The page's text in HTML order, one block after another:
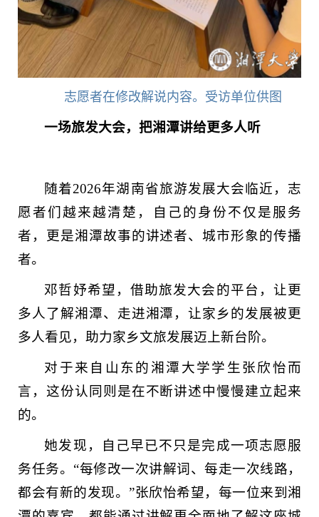
志愿者在修改解说内容。受访单位供图
一场旅发大会，把湘潭讲给更多人听
随着2026年湖南省旅游发展大会临近，志
愿者们越来越清楚，自己的身份不仅是服务
者，更是湘潭故事的讲述者、城市形象的传播
者。
邓哲妤希望，借助旅发大会的平台，让更
多人了解湘潭、走进湘潭，让家乡的发展被更
多人看见，助力家乡文旅发展迈上新台阶。
对于来自山东的湘潭大学学生张欣怡而
言，这份认同则是在不断讲述中慢慢建立起来
的。
她发现，自己早已不只是完成一项志愿服
务任务。“每修改一次讲解词、每走一次线路，
都会有新的发现。”张欣怡希望，每一位来到湘